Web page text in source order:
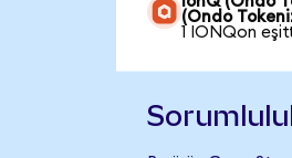
(Ondo
1 IONQon